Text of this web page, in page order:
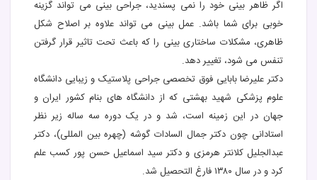
اگر ظاهر بینی خود را نمی پسندید، جراحی بینی می تواند گزینه
خوبی برای شما باشد. عمل بینی می تواند علاوه بر اصلاح شکل
ظاهری، مشکلات ساختاری بینی را که باعث تحت تاثیر قرار گرفتن
تنفس می شود، تغییر دهد.
دکتر علیرضا بابایی فوق تخصصی جراحی پلاستیک و زیبایی دانشگاه
علوم پزشکی شهید بهشتی که از دانشگاه های بنام کشور ایران و
جهان در این زمینه است، شد و در یک دوره سه ساله زیر نظر
استادانی چون دکتر جمال السادات گوشه (چهره بین المللی)، دکتر
عبدالجلیل کلانتر هرمزی و دکتر سید اسماعیل حسن پور کسب علم
کرد و در سال ۱۳۸۰ فارغ التحصیل شد.